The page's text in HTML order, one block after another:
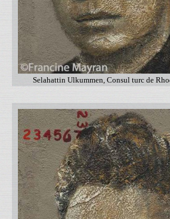
Selahattin Ulkummen, Consul turc de